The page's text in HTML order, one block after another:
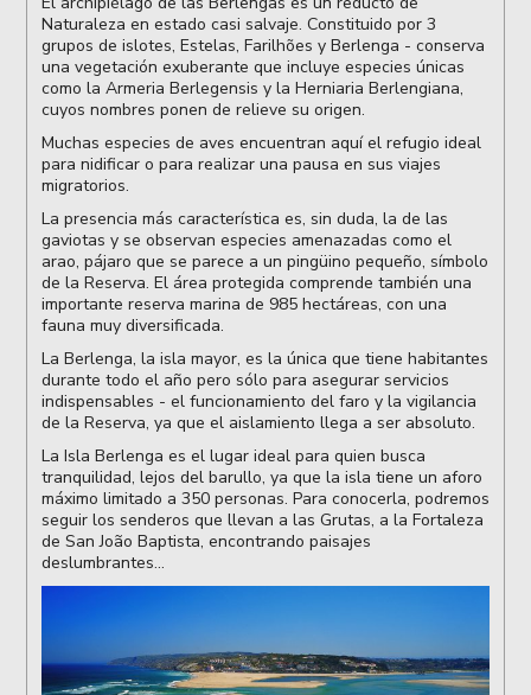
Naturaleza en estado casi salvaje. Constituido por 3
grupos de islotes, Estelas, Farilhões y Berlenga - conserva
una vegetación exuberante que incluye especies únicas
como la Armeria Berlegensis y la Herniaria Berlengiana,
cuyos nombres ponen de relieve su origen.
Muchas especies de aves encuentran aquí el refugio ideal
para nidificar o para realizar una pausa en sus viajes
migratorios.
La presencia más característica es, sin duda, la de las
gaviotas y se observan especies amenazadas como el
arao, pájaro que se parece a un pingüino pequeño, símbolo
de la Reserva. El área protegida comprende también una
importante reserva marina de 985 hectáreas, con una
fauna muy diversificada.
La Berlenga, la isla mayor, es la única que tiene habitantes
durante todo el año pero sólo para asegurar servicios
indispensables - el funcionamiento del faro y la vigilancia
de la Reserva, ya que el aislamiento llega a ser absoluto.
La Isla Berlenga es el lugar ideal para quien busca
tranquilidad, lejos del barullo, ya que la isla tiene un aforo
máximo limitado a 350 personas. Para conocerla, podremos
seguir los senderos que llevan a las Grutas, a la Fortaleza
de San João Baptista, encontrando paisajes
deslumbrantes...